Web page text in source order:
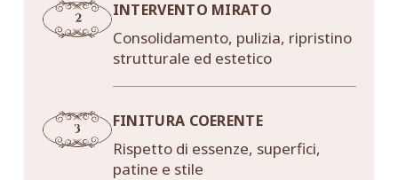
INTERVENTO MIRATO
Consolidamento, pulizia, ripristino
strutturale ed estetico
FINITURA COERENTE
Rispetto di essenze, superfici,
patine e stile